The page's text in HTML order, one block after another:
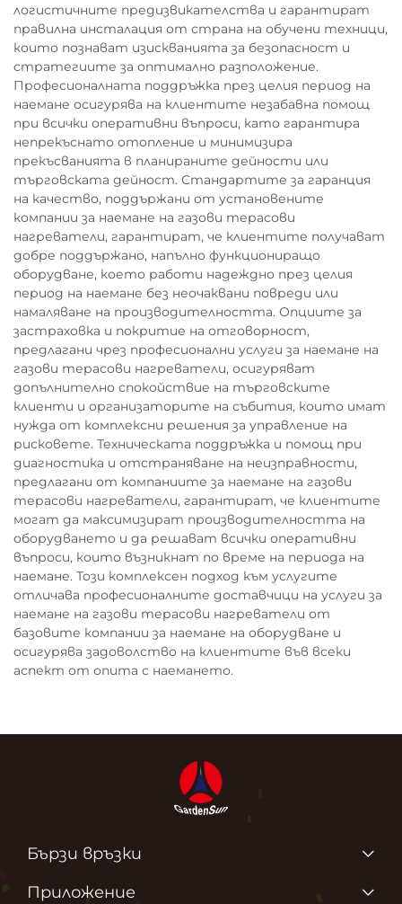
логистичните предизвикателства и гарантират
правилна инсталация от страна на обучени техници,
които познават изискванията за безопасност и
стратегиите за оптимално разположение.
Професионалната поддръжка през целия период на
наемане осигурява на клиентите незабавна помощ
при всички оперативни въпроси, като гарантира
непрекъснато отопление и минимизира
прекъсванията в планираните дейности или
търговската дейност. Стандартите за гаранция
на качество, поддържани от установените
компании за наемане на газови терасови
нагреватели, гарантират, че клиентите получават
добре поддържано, напълно функциониращо
оборудване, което работи надеждно през целия
период на наемане без неочаквани повреди или
намаляване на производителността. Опциите за
застраховка и покритие на отговорност,
предлагани чрез професионални услуги за наемане на
газови терасови нагреватели, осигуряват
допълнително спокойствие на търговските
клиенти и организаторите на събития, които имат
нужда от комплексни решения за управление на
рисковете. Техническата поддръжка и помощ при
диагностика и отстраняване на неизправности,
предлагани от компаниите за наемане на газови
терасови нагреватели, гарантират, че клиентите
могат да максимизират производителността на
оборудването и да решават всички оперативни
въпроси, които възникнат по време на периода на
наемане. Този комплексен подход към услугите
отличава професионалните доставчици на услуги за
наемане на газови терасови нагреватели от
базовите компании за наемане на оборудване и
осигурява задоволство на клиентите във всеки
аспект от опита с наемането.
Бързи връзки
Продукти
Приложение